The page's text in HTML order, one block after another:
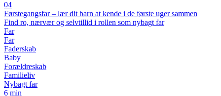
04
Førstegangsfar – lær dit barn at kende i de første uger sammen
Find ro, nærvær og selvtillid i rollen som nybagt far
Far
Far
Faderskab
Baby
Forældreskab
Familieliv
Nybagt far
6 min